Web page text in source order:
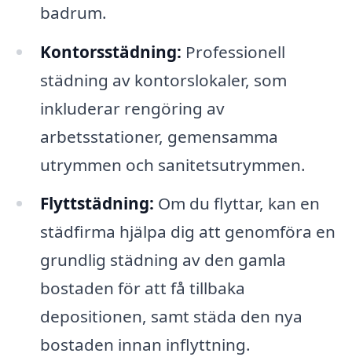
badrum.
Kontorsstädning: Professionell
städning av kontorslokaler, som
inkluderar rengöring av
arbetsstationer, gemensamma
utrymmen och sanitetsutrymmen.
Flyttstädning: Om du flyttar, kan en
städfirma hjälpa dig att genomföra en
grundlig städning av den gamla
bostaden för att få tillbaka
depositionen, samt städa den nya
bostaden innan inflyttning.